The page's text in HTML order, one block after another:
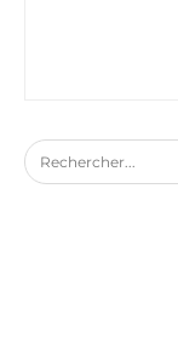
Rechercher...